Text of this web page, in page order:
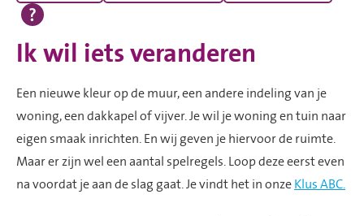
Ik wil iets veranderen
Een nieuwe kleur op de muur, een andere indeling van je
woning, een dakkapel of vijver. Je wil je woning en tuin naar
eigen smaak inrichten. En wij geven je hiervoor de ruimte.
Maar er zijn wel een aantal spelregels. Loop deze eerst even
na voordat je aan de slag gaat. Je vindt het in onze Klus ABC.